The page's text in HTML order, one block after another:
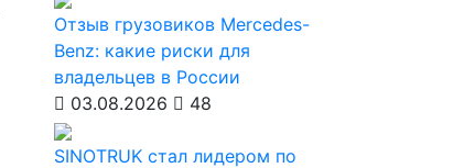
Отзыв грузовиков Mercedes-
Benz: какие риски для
владельцев в России
03.08.2026
48
SINOTRUK стал лидером по